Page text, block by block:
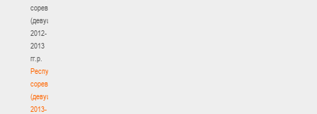
соревнования
(девушки)
2012-
2013
гг.р.
Республиканские
соревнования
(девушки)
2013-